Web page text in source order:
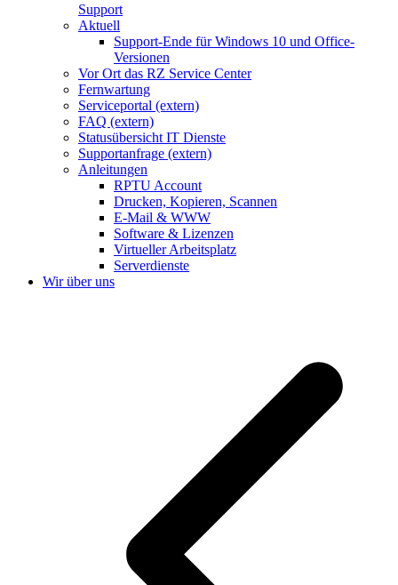
Support
Aktuell
Support-Ende für Windows 10 und Office-
Versionen
Vor Ort das RZ Service Center
Fernwartung
Serviceportal (extern)
FAQ (extern)
Statusübersicht IT Dienste
Supportanfrage (extern)
Anleitungen
RPTU Account
Drucken, Kopieren, Scannen
E-Mail & WWW
Software & Lizenzen
Virtueller Arbeitsplatz
Serverdienste
Wir über uns